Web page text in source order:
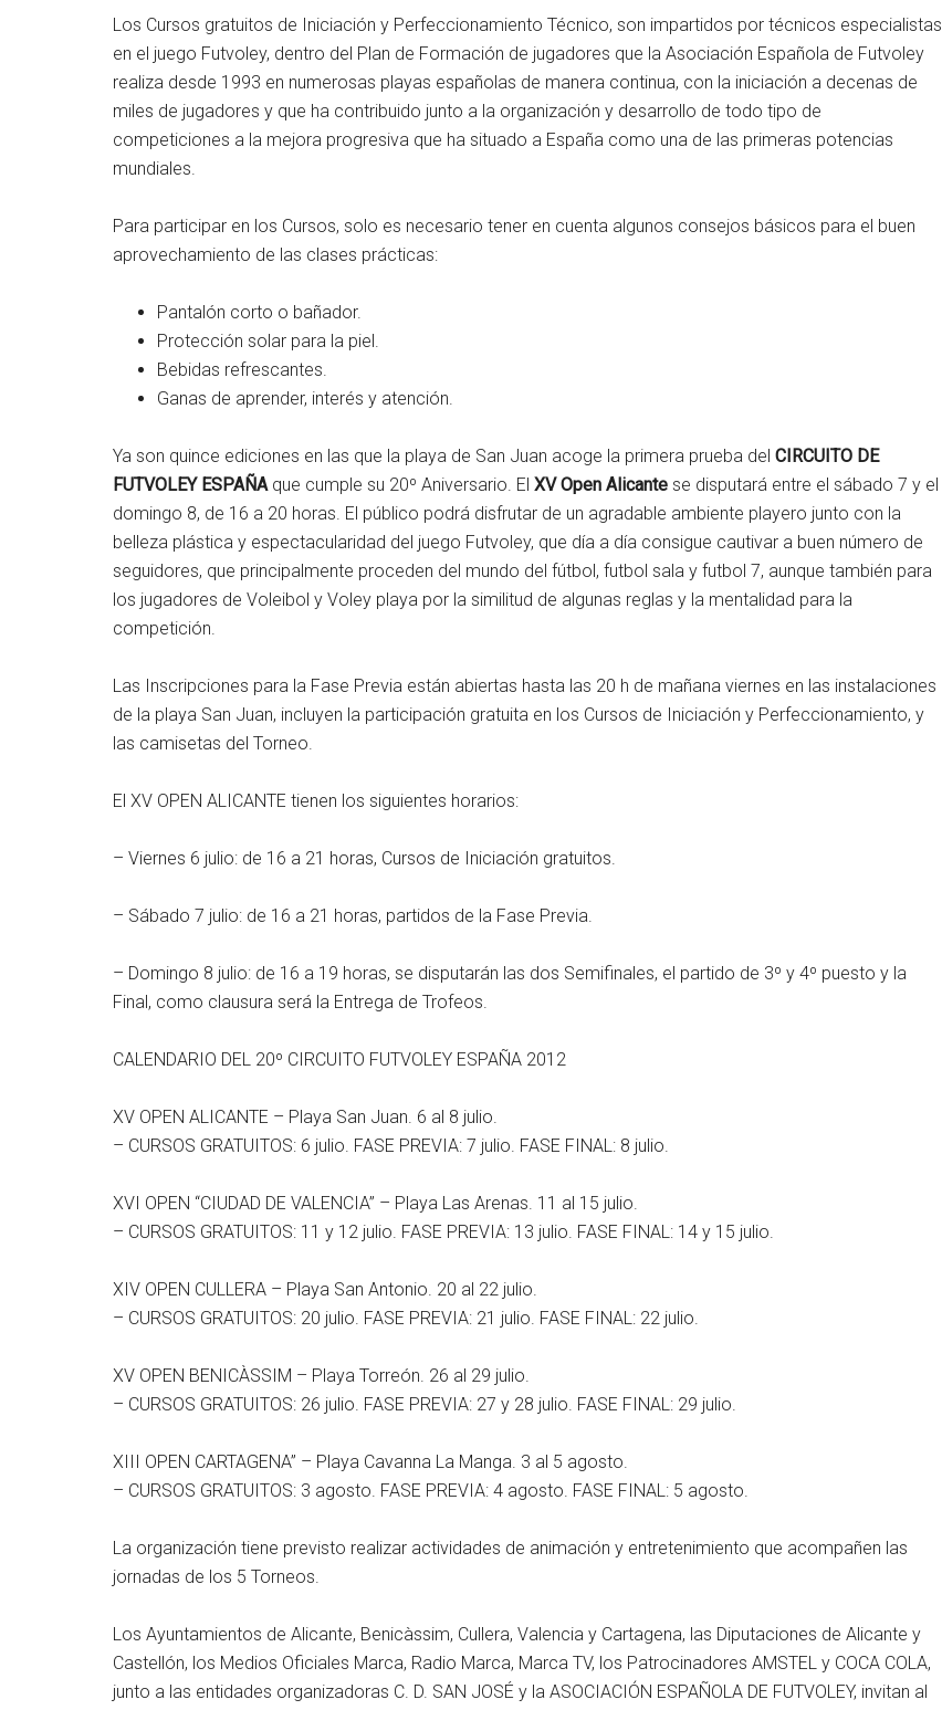
Los Cursos gratuitos de Iniciación y Perfeccionamiento Técnico, son impartidos por técnicos especialistas
en el juego Futvoley, dentro del Plan de Formación de jugadores que la Asociación Española de Futvoley
realiza desde 1993 en numerosas playas españolas de manera continua, con la iniciación a decenas de
miles de jugadores y que ha contribuido junto a la organización y desarrollo de todo tipo de
competiciones a la mejora progresiva que ha situado a España como una de las primeras potencias
mundiales.
Para participar en los Cursos, solo es necesario tener en cuenta algunos consejos básicos para el buen
aprovechamiento de las clases prácticas:
Pantalón corto o bañador.
Protección solar para la piel.
Bebidas refrescantes.
Ganas de aprender, interés y atención.
Ya son quince ediciones en las que la playa de San Juan acoge la primera prueba del CIRCUITO DE
FUTVOLEY ESPAÑAque cumple su 20º Aniversario. El XV Open Alicante se disputará entre el sábado 7 y el
domingo 8, de 16 a 20 horas. El público podrá disfrutar de un agradable ambiente playero junto con la
belleza plástica y espectacularidad del juego Futvoley, que día a día consigue cautivar a buen número de
seguidores, que principalmente proceden del mundo del fútbol, futbol sala y futbol 7, aunque también para
los jugadores de Voleibol y Voley playa por la similitud de algunas reglas y la mentalidad para la
competición.
Las Inscripciones para la Fase Previa están abiertas hasta las 20 h de mañana viernes en las instalaciones
de la playa San Juan, incluyen la participación gratuita en los Cursos de Iniciación y Perfeccionamiento, y
las camisetas del Torneo.
El XV OPEN ALICANTE tienen los siguientes horarios:
– Viernes 6 julio: de 16 a 21 horas, Cursos de Iniciación gratuitos.
– Sábado 7 julio: de 16 a 21 horas, partidos de la Fase Previa.
– Domingo 8 julio: de 16 a 19 horas, se disputarán las dos Semifinales, el partido de 3º y 4º puesto y la
Final, como clausura será la Entrega de Trofeos.
CALENDARIO DEL 20º CIRCUITO FUTVOLEY ESPAÑA 2012
XV OPEN ALICANTE – Playa San Juan. 6 al 8 julio.
– CURSOS GRATUITOS: 6 julio. FASE PREVIA: 7 julio. FASE FINAL: 8 julio.
XVI OPEN “CIUDAD DE VALENCIA” – Playa Las Arenas. 11 al 15 julio.
– CURSOS GRATUITOS: 11 y 12 julio. FASE PREVIA: 13 julio. FASE FINAL: 14 y 15 julio.
XIV OPEN CULLERA – Playa San Antonio. 20 al 22 julio.
– CURSOS GRATUITOS: 20 julio. FASE PREVIA: 21 julio. FASE FINAL: 22 julio.
XV OPEN BENICÀSSIM – Playa Torreón. 26 al 29 julio.
– CURSOS GRATUITOS: 26 julio. FASE PREVIA: 27 y 28 julio. FASE FINAL: 29 julio.
XIII OPEN CARTAGENA” – Playa Cavanna La Manga. 3 al 5 agosto.
– CURSOS GRATUITOS: 3 agosto. FASE PREVIA: 4 agosto. FASE FINAL: 5 agosto.
La organización tiene previsto realizar actividades de animación y entretenimiento que acompañen las
jornadas de los 5 Torneos.
Los Ayuntamientos de Alicante, Benicàssim, Cullera, Valencia y Cartagena, las Diputaciones de Alicante y
Castellón, los Medios Oficiales Marca, Radio Marca, Marca TV, los Patrocinadores AMSTEL y COCA COLA,
junto a las entidades organizadoras C. D. SAN JOSÉ y la ASOCIACIÓN ESPAÑOLA DE FUTVOLEY, invitan al